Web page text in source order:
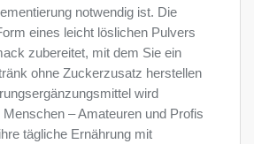
notwendig ist. Die
eines leicht löslichen Pulvers
zubereitet, mit dem Sie ein
ohne Zuckerzusatz herstellen
wird
– Amateuren und Profis
tägliche Ernährung mit